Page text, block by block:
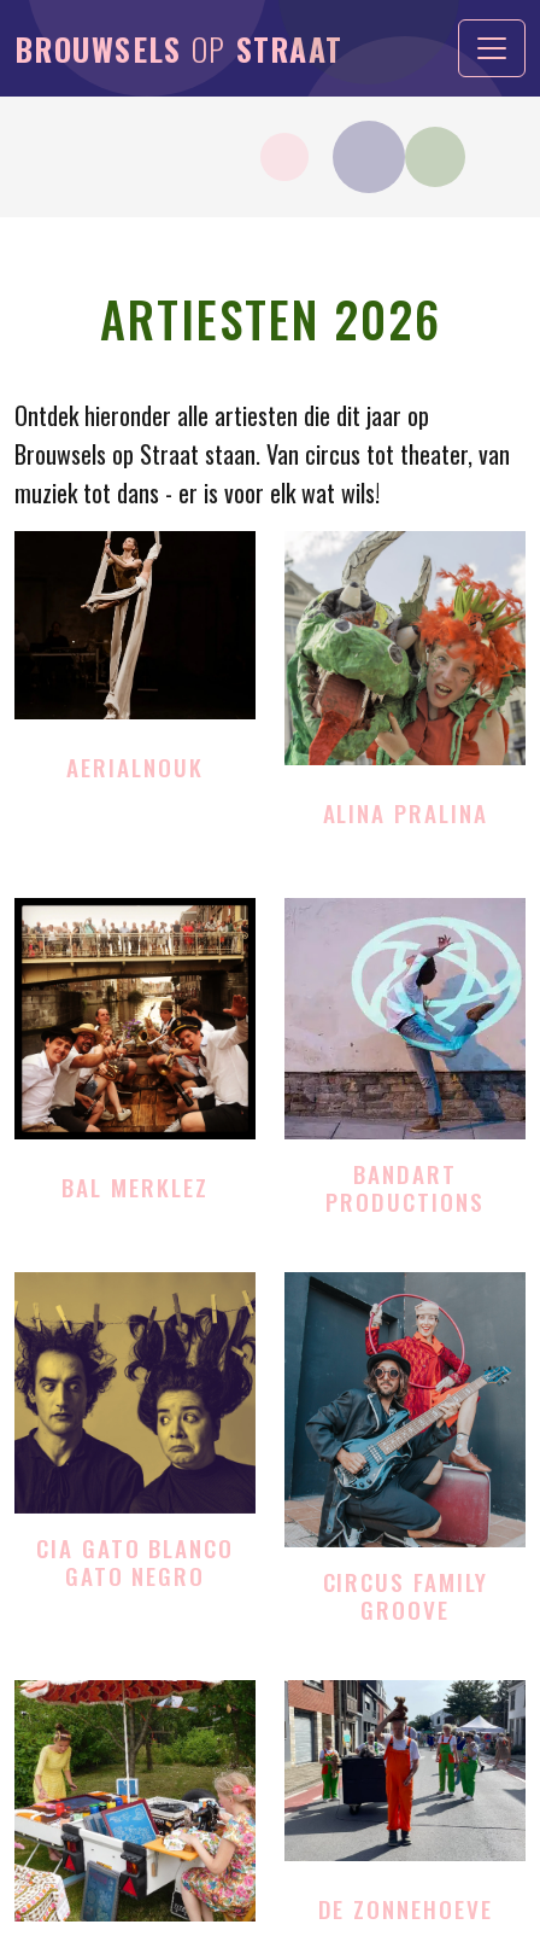
BROUWSELS OP STRAAT
ARTIESTEN 2026
Ontdek hieronder alle artiesten die dit jaar op
Brouwsels op Straat staan. Van circus tot theater, van
muziek tot dans - er is voor elk wat wils!
AERIALNOUK
ALINA PRALINA
BAL MERKLEZ BANDART
PRODUCTIONS
CIA GATO BLANCO
GATO NEGRO CIRCUS FAMILY
GROOVE
DE ZONNEHOEVE